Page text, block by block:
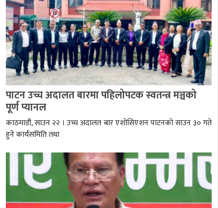
पाटन उच्च अदालत बारमा पहिलोपटक स्वतन्त्र मञ्चको
पूर्ण प्यानल
काठमाडौं, साउन २२ । उच्च अदालत बार एशोसिएशन पाटनको साउन ३० गते
हुने कार्यसमिति तथा